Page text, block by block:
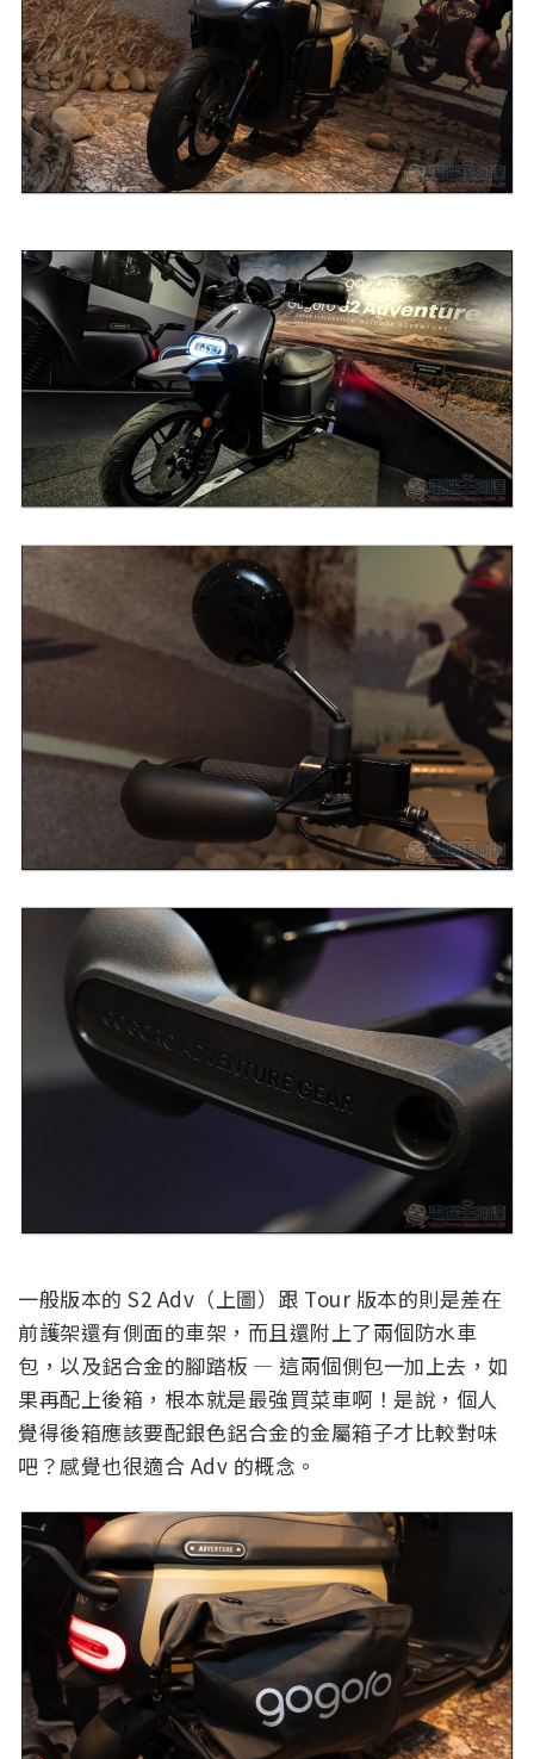
一般版本的 S2 Adv（上圖）跟 Tour 版本的則是差在
前護架還有側面的車架，而且還附上了兩個防水車
包，以及鋁合金的腳踏板 — 這兩個側包一加上去，如
果再配上後箱，根本就是最強買菜車啊！是說，個人
覺得後箱應該要配銀色鋁合金的金屬箱子才比較對味
吧？感覺也很適合 Adv 的概念。